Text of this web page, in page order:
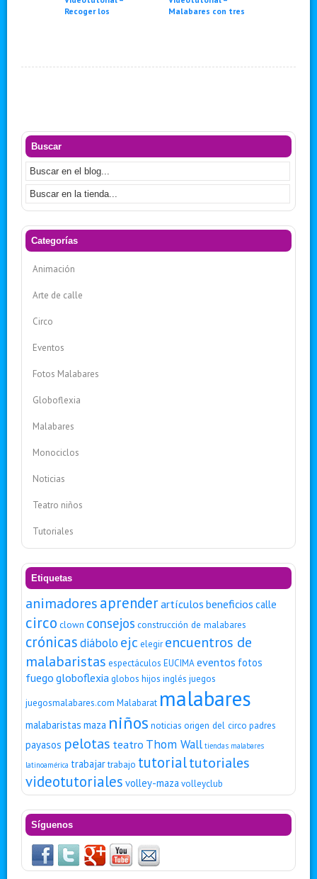
Recoger los
Malabares con tres
Buscar
Categorías
Animación
Arte de calle
Circo
Eventos
Fotos Malabares
Globoflexia
Malabares
Monociclos
Noticias
Teatro niños
Tutoriales
Etiquetas
animadoresaprenderartículos beneficios calle
circo clown consejos construcción de malabares
crónicasdiábolo ejc elegir encuentros de
malabaristas espectáculos EUCIMAeventos fotos
fuego globoflexia globos hijos inglés juegos
juegosmalabares.com Malabarat malabares
malabaristas maza niños noticias origen del circo padres
payasos pelotas teatro Thom Wall tiendas malabares
latinoamérica trabajartrabajo tutorialtutoriales
videotutoriales volley-mazavolleyclub
Síguenos